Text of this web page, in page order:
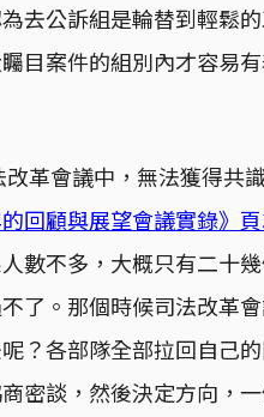
去公訴組是輪替到輕鬆
目案件的組別內才容易
革會議中，無法獲得共
回顧與展望會議實錄》
數不多，大概只有二十
了。那個時候司法改革
？各部隊全部拉回自己
密談，然後決定方向，